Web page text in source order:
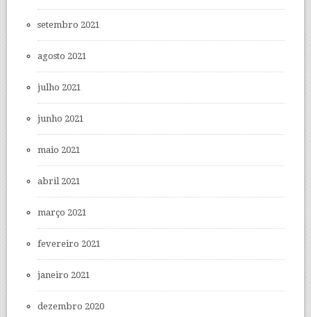
setembro 2021
agosto 2021
julho 2021
junho 2021
maio 2021
abril 2021
março 2021
fevereiro 2021
janeiro 2021
dezembro 2020